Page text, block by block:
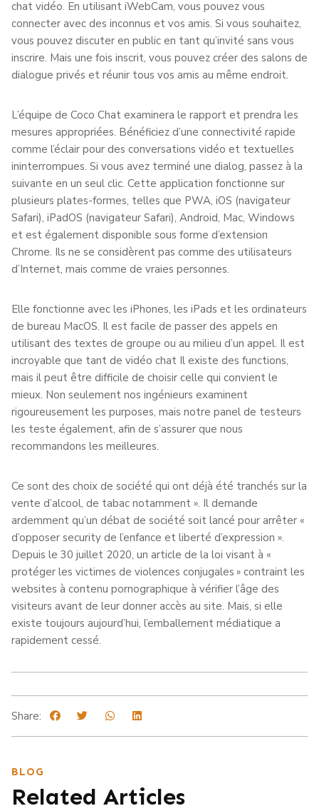
chat vidéo. En utilisant iWebCam, vous pouvez vous
connecter avec des inconnus et vos amis. Si vous souhaitez,
vous pouvez discuter en public en tant qu’invité sans vous
inscrire. Mais une fois inscrit, vous pouvez créer des salons de
dialogue privés et réunir tous vos amis au même endroit.
L’équipe de Coco Chat examinera le rapport et prendra les
mesures appropriées. Bénéficiez d’une connectivité rapide
comme l’éclair pour des conversations vidéo et textuelles
ininterrompues. Si vous avez terminé une dialog, passez à la
suivante en un seul clic. Cette application fonctionne sur
plusieurs plates-formes, telles que PWA, iOS (navigateur
Safari), iPadOS (navigateur Safari), Android, Mac, Windows
et est également disponible sous forme d’extension
Chrome. Ils ne se considèrent pas comme des utilisateurs
d’Internet, mais comme de vraies personnes.
Elle fonctionne avec les iPhones, les iPads et les ordinateurs
de bureau MacOS. Il est facile de passer des appels en
utilisant des textes de groupe ou au milieu d’un appel. Il est
incroyable que tant de vidéo chat Il existe des functions,
mais il peut être difficile de choisir celle qui convient le
mieux. Non seulement nos ingénieurs examinent
rigoureusement les purposes, mais notre panel de testeurs
les teste également, afin de s’assurer que nous
recommandons les meilleures.
Ce sont des choix de société qui ont déjà été tranchés sur la
vente d’alcool, de tabac notamment ». Il demande
ardemment qu’un débat de société soit lancé pour arrêter «
d’opposer security de l’enfance et liberté d’expression ».
Depuis le 30 juillet 2020, un article de la loi visant à «
protéger les victimes de violences conjugales » contraint les
websites à contenu pornographique à vérifier l’âge des
visiteurs avant de leur donner accès au site. Mais, si elle
existe toujours aujourd’hui, l’emballement médiatique a
rapidement cessé.
Share:
BLOG
Related Articles